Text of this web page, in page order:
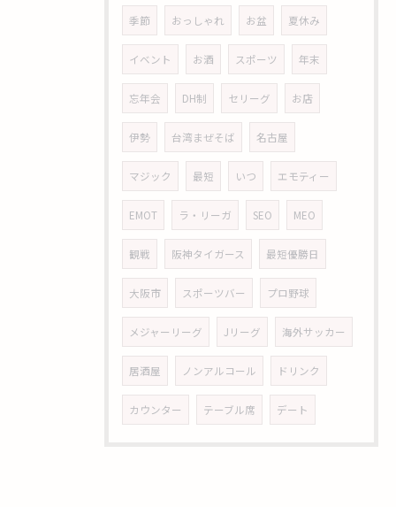
季節 おっしゃれ お盆 夏休み
イベント お酒 スポーツ 年末
忘年会 DH制 セリーグ お店
伊勢 台湾まぜそば 名古屋
マジック 最短 いつ エモティー
EMOT ラ・リーガ SEO MEO
観戦 阪神タイガース 最短優勝日
大阪市 スポーツバー プロ野球
メジャーリーグ Jリーグ 海外サッカー
居酒屋 ノンアルコール ドリンク
カウンター テーブル席 デート